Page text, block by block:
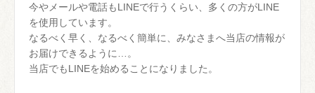
今やメールや電話もLINEで行うくらい、多くの方がLINE
を使用しています。
なるべく早く、なるべく簡単に、みなさまへ当店の情報が
お届けできるように…。
当店でもLINEを始めることになりました。